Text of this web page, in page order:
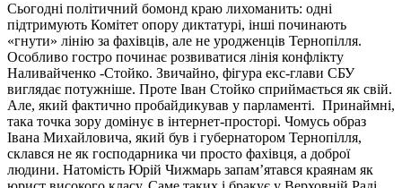
Сьогодні політичний бомонд краю лихоманить: одні
підтримують Комітет опору диктатурі, інші починають
«гнути» лінію за фахівців, але не уродженців Тернопілля.
Особливо гостро починає розвиватися лінія конфлікту
Наливайченко -Стойко. Звичайно, фігура екс-глави СБУ
виглядає потужніше. Проте Іван Стойко сприймається як свій.
Але, який фактично пробайдикував у парламенті. Принаймні,
така точка зору домінує в інтернет-просторі. Чомусь образ
Івана Михайловича, який був і губернатором Тернопілля,
склався не як господарника чи просто фахівця, а доброї
людини. Натомість Юрій Чижмарь запам’ятався краянам як